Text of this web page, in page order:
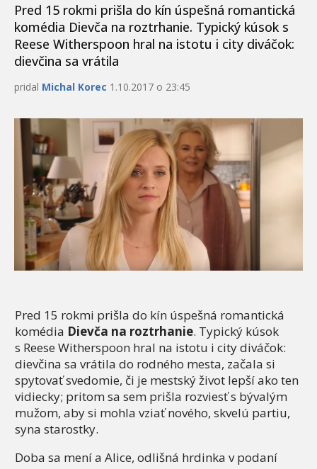
Pred 15 rokmi prišla do kín úspešná romantická
komédia Dievča na roztrhanie. Typický kúsok s
Reese Witherspoon hral na istotu i city diváčok:
dievčina sa vrátila
pridal Michal Korec 1.10.2017 o 23:45
Pred 15 rokmi prišla do kín úspešná romantická
komédia Dievča na roztrhanie. Typický kúsok
s Reese Witherspoon hral na istotu i city diváčok:
dievčina sa vrátila do rodného mesta, začala si
spytovať svedomie, či je mestský život lepší ako ten
vidiecky; pritom sa sem prišla rozviesť s bývalým
mužom, aby si mohla vziať nového, skvelú partiu,
syna starostky.
Doba sa mení a Alice, odlišná hrdinka v podaní